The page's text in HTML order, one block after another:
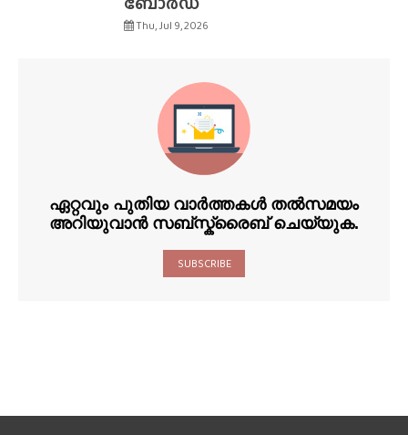
Thu, Jul 9, 2026
ഏറ്റവും പുതിയ വാർത്തകൾ തൽസമയം
അറിയുവാൻ സബ്സ്ക്രൈബ് ചെയ്യുക.
SUBSCRIBE